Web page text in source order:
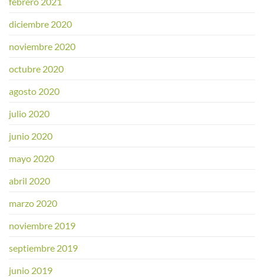
diciembre 2020
noviembre 2020
octubre 2020
agosto 2020
julio 2020
junio 2020
mayo 2020
abril 2020
marzo 2020
noviembre 2019
septiembre 2019
junio 2019